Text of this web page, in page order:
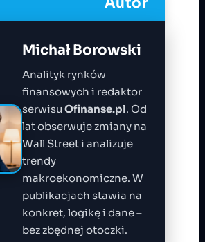
Michał Borowski
Analityk rynków
finansowych i redaktor
serwisu Ofinanse.pl. Od
lat obserwuje zmiany na
Wall Street i analizuje
trendy
makroekonomiczne. W
publikacjach stawia na
konkret, logikę i dane –
bez zbędnej otoczki.